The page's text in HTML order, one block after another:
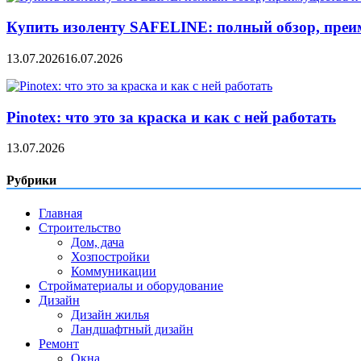
Купить изоленту SAFELINE: полный обзор,
13.07.202616.07.2026
Pinotex: что это за краска и как с ней работать
13.07.2026
Рубрики
Главная
Строительство
Дом, дача
Хозпостройки
Коммуникации
Стройматериалы и оборудование
Дизайн
Дизайн жилья
Ландшафтный дизайн
Ремонт
Окна